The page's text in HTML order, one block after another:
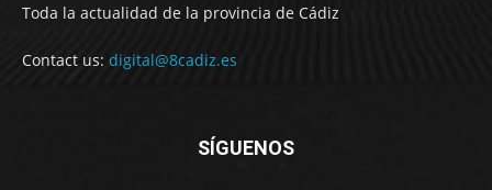
Toda la actualidad de la provincia de Cádiz
Contact us: digital@8cadiz.es
SÍGUENOS